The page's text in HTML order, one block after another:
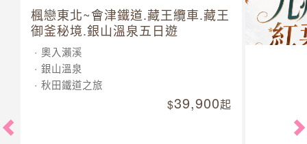
楓戀東北~會津鐵道.藏王纜車.藏王
御釜秘境.銀山溫泉五日遊
奧入瀨溪
銀山溫泉
秋田鐵道之旅
39,900起